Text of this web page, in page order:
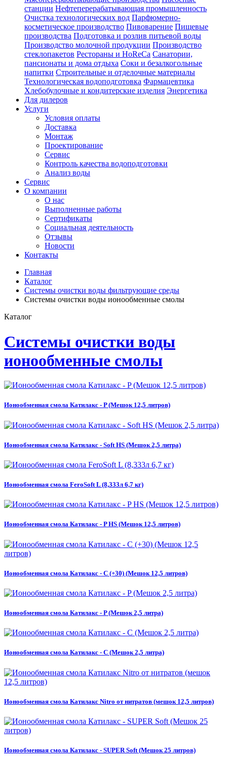
станции Нефтеперерабатывающая промышленность
Очистка технологических вод Парфюмерно-
косметическое производство Пивоварение Пищевые
производства Подготовка и розлив питьевой воды
Производство молочной продукции Производство
стеклопакетов Рестораны и HoReCa Санатории,
пансионаты и дома отдыха Соки и безалкогольные
напитки Строительные и отделочные материалы
Технологическая водоподготовка Фармацевтика
Хлебобулочные и кондитерские изделия Энергетика
Для дилеров
Услуги
Условия оплаты
Доставка
Монтаж
Проектирование
Сервис
Контроль качества водоподготовки
Анализ воды
Сервис
О компании
О нас
Выполненные работы
Сертификаты
Социальная деятельность
Отзывы
Новости
Контакты
Главная
Каталог
Системы очистки воды фильтрующие среды
Системы очистки воды ионообменные смолы
Каталог
Системы очистки воды
ионообменные смолы
Ионообменная смола Катилакс - P (Мешок 12,5 литров)
Ионообменная смола Катилакс - Soft HS (Мешок 2,5 литра)
Ионообменная смола FeroSoft L (8,333л 6,7 кг)
Ионообменная смола Катилакс - P HS (Мешок 12,5 литров)
Ионообменная смола Катилакс - C (+30) (Мешок 12,5 литров)
Ионообменная смола Катилакс - P (Мешок 2,5 литра)
Ионообменная смола Катилакс - C (Мешок 2,5 литра)
Ионообменная смола Катилакс Nitro от нитратов (мешок 12,5 литров)
Ионообменная смола Катилакс - SUPER Soft (Мешок 25 литров)